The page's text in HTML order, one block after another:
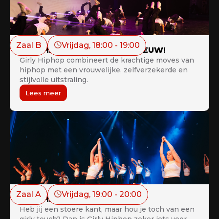
Zaal B Vrijdag, 18:00 - 19:00
Girly Hiphop Juniors 12+ - NIEUW!
Girly Hiphop combineert de krachtige moves van
hiphop met een vrouwelijke, zelfverzekerde en
stijlvolle uitstraling.
Lees meer
Zaal A Vrijdag, 19:00 - 20:00
Girly Hiphop Teens 16+
Heb jij een stoere kant, maar hou je toch van een